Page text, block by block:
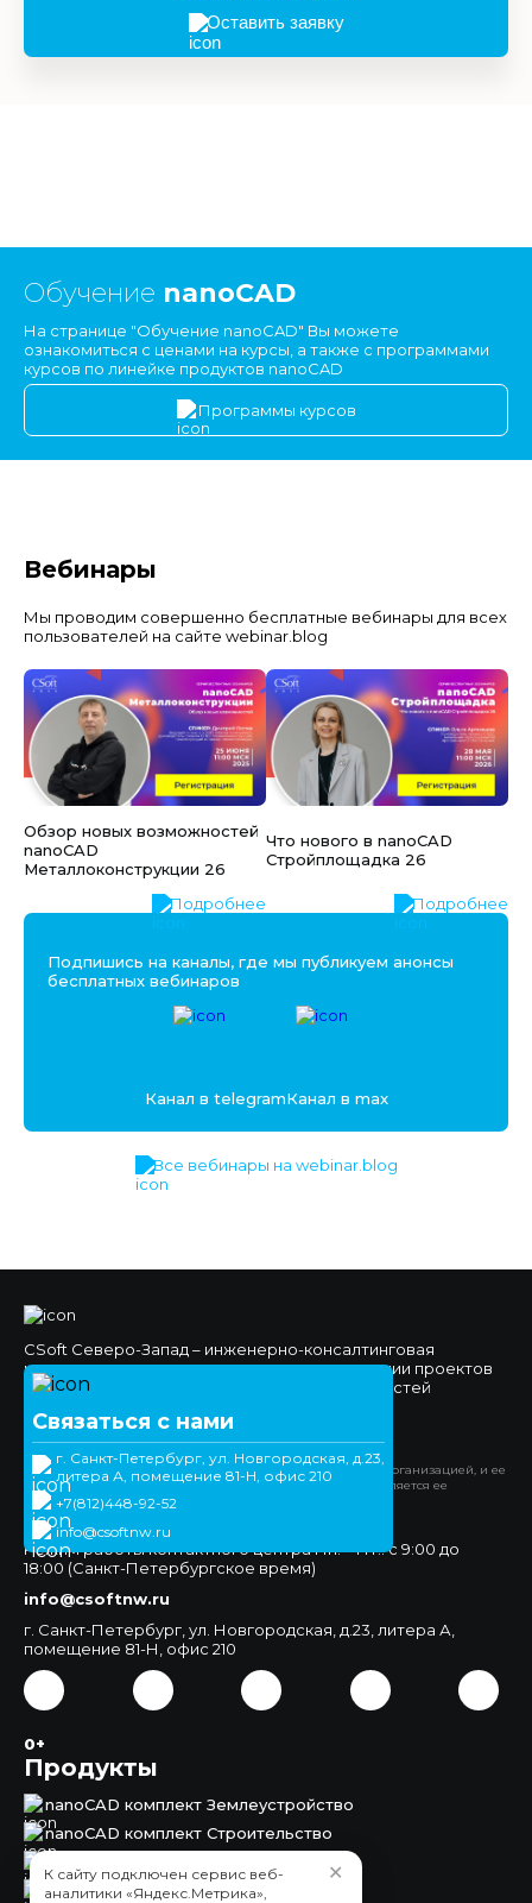
Оставить заявку
Обучение nanoCAD
На странице "Обучение nanoCAD" Вы можете
ознакомиться с ценами на курсы, а также с программами
курсов по линейке продуктов nanoCAD
Программы курсов
Вебинары
Мы проводим совершенно бесплатные вебинары для всех
пользователей на сайте webinar.blog
Обзор новых возможностей
nanoCAD
Металлоконструкции 26
Подробнее
Что нового в nanoCAD
Стройплощадка 26
Подробнее
Подпишись на каналы, где мы публикуем анонсы
бесплатных вебинаров
Канал в telegramКанал в max
Все вебинары на webinar.blog
Связаться с нами
г. Санкт-Петербург, ул. Новгородская, д.23,
литера А, помещение 81-Н, офис 210
+7(812)448-92-52
info@csoftnw.ru
CSoft Северо-Запад – инженерно-консалтинговая
компания, специализирующаяся на реализации проектов
комплексной автоматизации различных областей
Официальный сайт
*Компания Meta Platforms Inc. признана экстремистской организацией, и ее
деятельность запрещена на территории РФ. WhatsApp является ее
продуктом.
Продукты
nanoCAD комплект Землеустройство
nanoCAD комплект Строительство
nanoCAD комплект Корпоративный
+7(812)448-92-52
Режим работы контактного центра Пн. – Пт.: с 9:00 до
18:00 (Санкт-Петербургское время)
info@csoftnw.ru
г. Санкт-Петербург, ул. Новгородская, д.23, литера А,
помещение 81-Н, офис 210
0+
К сайту подключен сервис веб-
аналитики «Яндекс.Метрика»,
✕